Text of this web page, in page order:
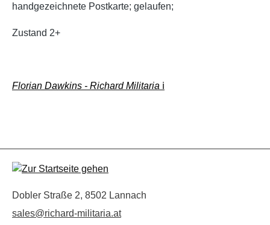
handgezeichnete Postkarte; gelaufen;
Zustand 2+
Florian Dawkins - Richard Militaria ℹ️
Dobler Straße 2, 8502 Lannach
sales@richard-militaria.at